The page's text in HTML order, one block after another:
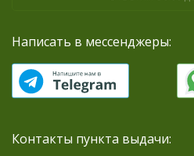
Написать в мессенджеры:
Контакты пункта выдачи: